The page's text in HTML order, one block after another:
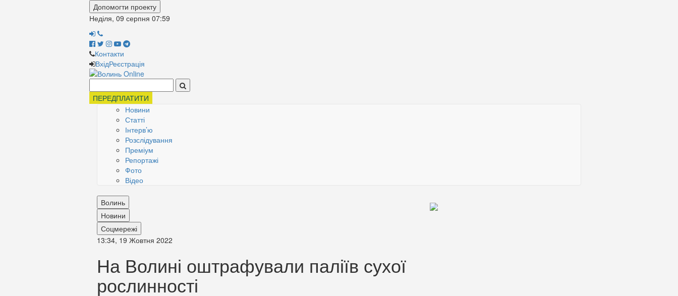
Допомогти проекту
Неділя, 09 серпня 07:59
Контакти
ВхідРеєстрація
ПЕРЕДПЛАТИТИ
Новини
Статті
Інтерв’ю
Розслідування
Преміум
Репортажі
Фото
Відео
Волинь
Новини
Соцмережі
13:34, 19 Жовтня 2022
На Волині оштрафували паліїв сухої
рослинності